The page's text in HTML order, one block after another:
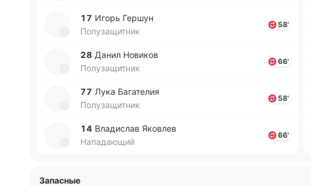
17 Игорь Гершун
Полузащитник
58'
28 Данил Но­ви­ков
Полузащитник
66'
77 Лука Ба­га­те­лия
Полузащитник
58'
14 Вла­ди­слав Яко­влев
Нападающий
66'
Запасные